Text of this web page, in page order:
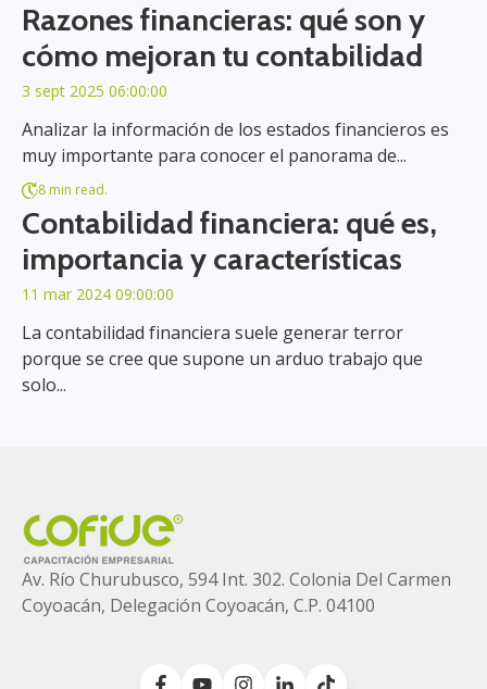
Razones financieras: qué son y
cómo mejoran tu contabilidad
3 sept 2025 06:00:00
Analizar la información de los estados financieros es
muy importante para conocer el panorama de...
8 min read.
Contabilidad financiera: qué es,
importancia y características
11 mar 2024 09:00:00
La contabilidad financiera suele generar terror
porque se cree que supone un arduo trabajo que
solo...
Av. Río Churubusco, 594 Int. 302. Colonia Del Carmen
Coyoacán, Delegación Coyoacán, C.P. 04100